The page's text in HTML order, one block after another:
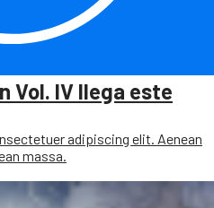
Vol. IV llega este
adipiscing elit. Aenean
massa.